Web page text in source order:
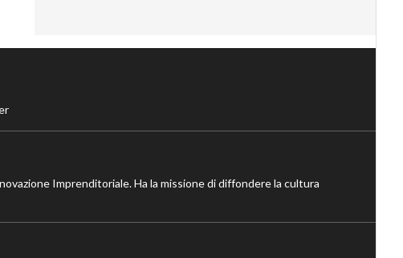
Imprenditoriale. Ha la missione di diffondere la cultura